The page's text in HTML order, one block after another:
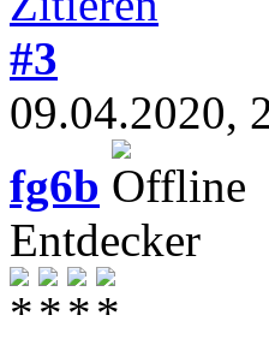
#3
09.04.2020,
fg6b
Entdecker